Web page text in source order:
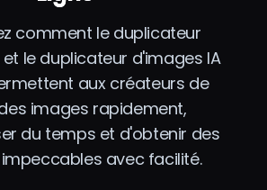
comment le duplicateur
le duplicateur d'images IA
aux créateurs de
images rapidement,
du temps et d'obtenir des
avec facilité.